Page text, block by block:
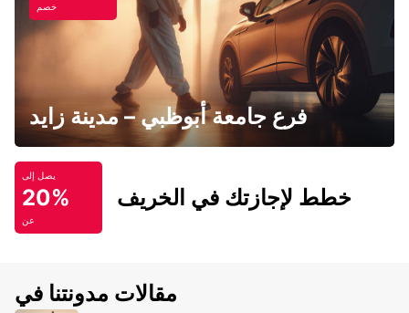
خصم
فرع جامعة أبوظبي – مدينة زايد
يصل إلى
20%
عن
خطط لإجازتك في الخريف
مقالات مدونتنا في